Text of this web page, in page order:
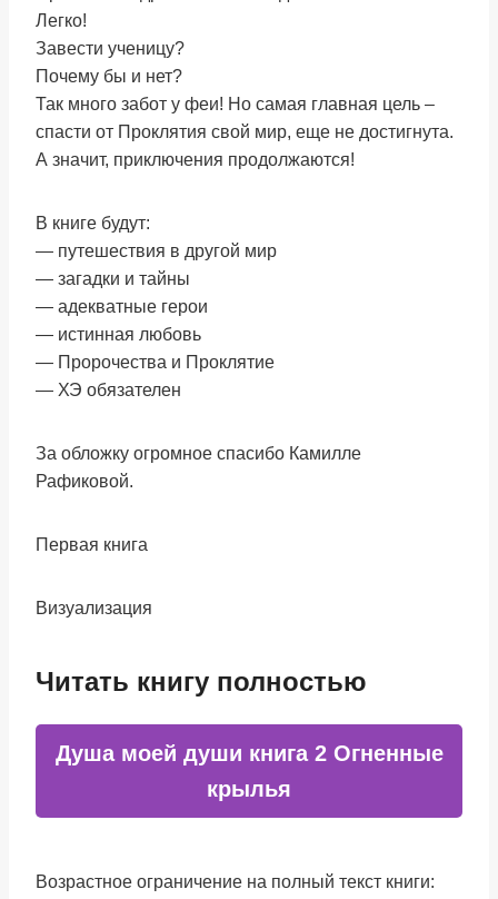
Легко!
Завести ученицу?
Почему бы и нет?
Так много забот у феи! Но самая главная цель –
спасти от Проклятия свой мир, еще не достигнута.
А значит, приключения продолжаются!
В книге будут:
— путешествия в другой мир
— загадки и тайны
— адекватные герои
— истинная любовь
— Пророчества и Проклятие
— ХЭ обязателен
За обложку огромное спасибо Камилле
Рафиковой.
Первая книга
Визуализация
Читать книгу полностью
Душа моей души книга 2 Огненные
крылья
Возрастное ограничение на полный текст книги: